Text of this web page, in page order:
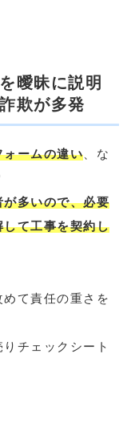
曖昧に説明
欺が多発
ォームの違い 、な
多いので、必要
て工事を契約し
て責任の重さを
チェックシート